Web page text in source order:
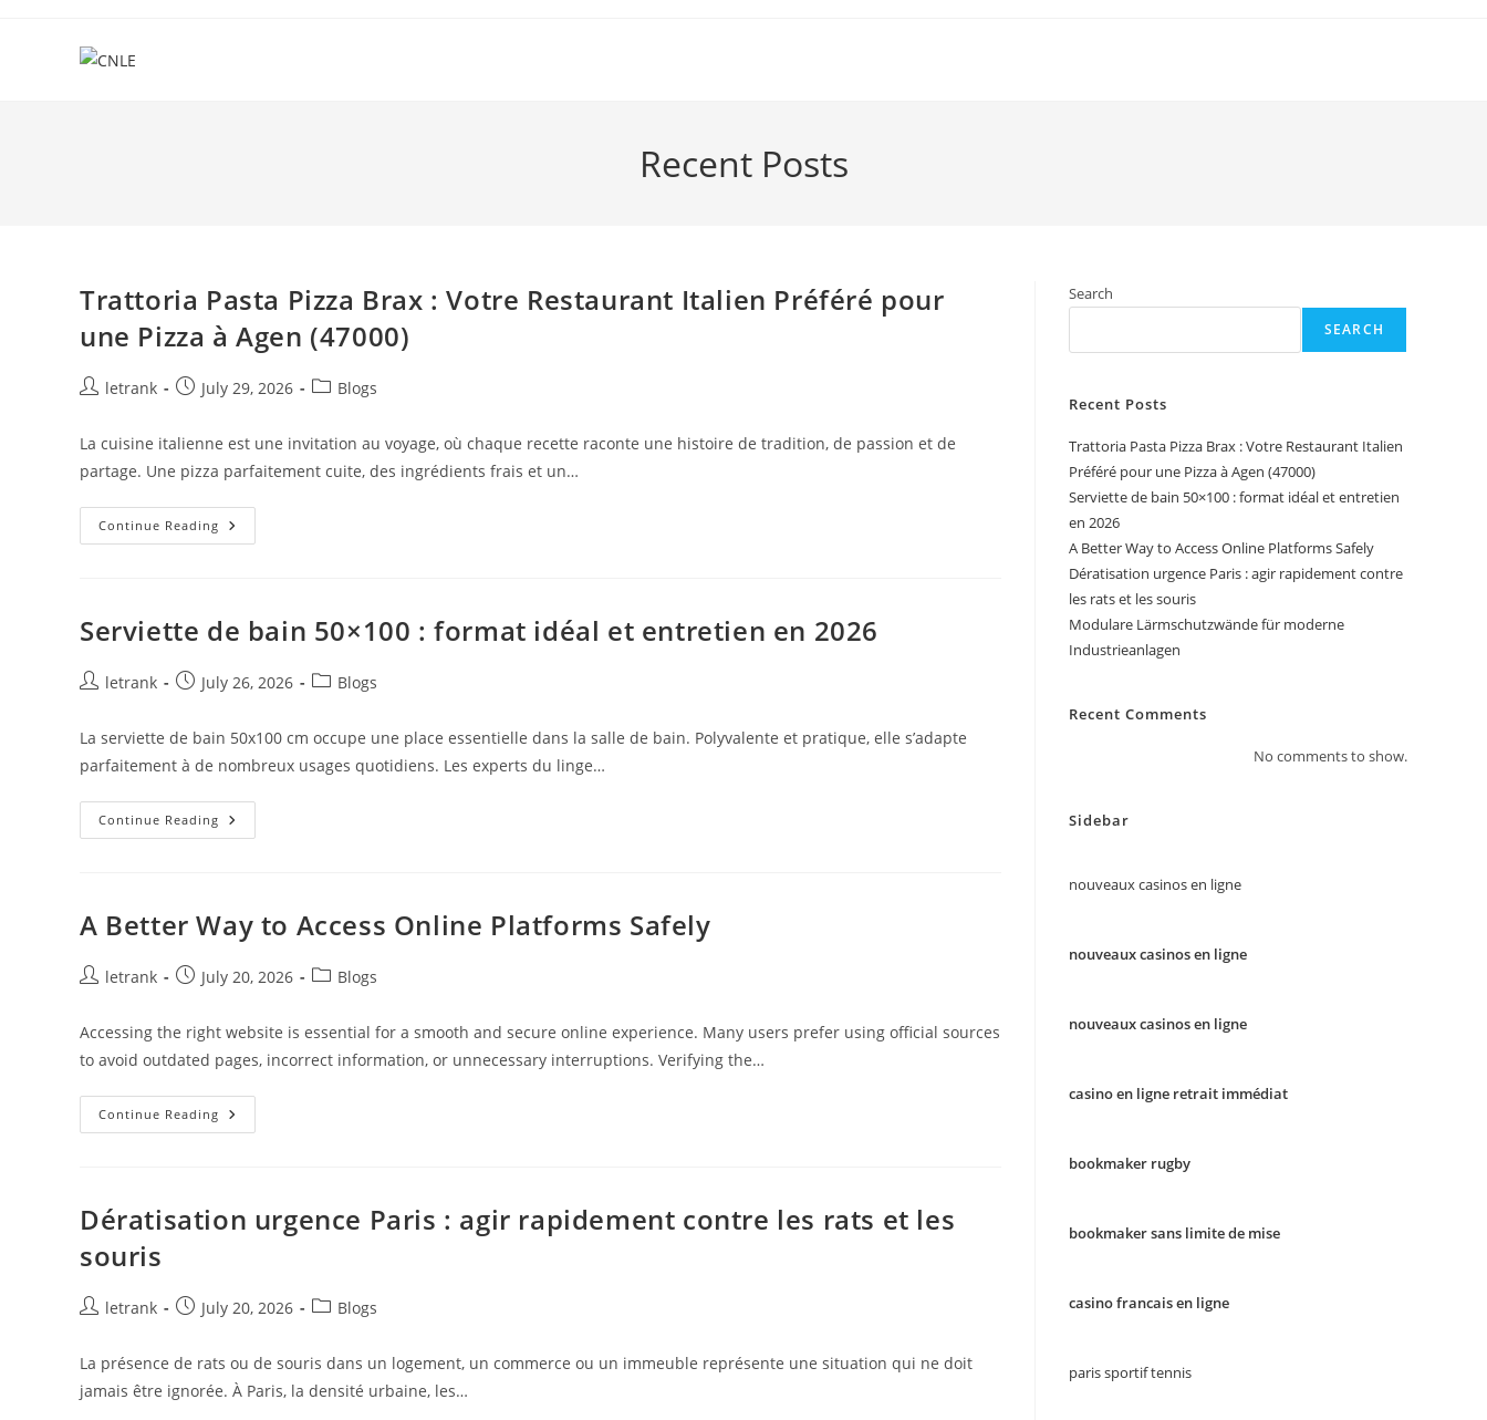
Recent Posts
Trattoria Pasta Pizza Brax : Votre Restaurant Italien Préféré pour
une Pizza à Agen (47000)
Postletrank
PostJuly 29, 2026
PostBlogs
La cuisine italienne est une invitation au voyage, où chaque recette raconte une histoire de tradition, de passion et de
partage. Une pizza parfaitement cuite, des ingrédients frais et un…
Continue Reading Trattoria
Pasta
Restaurant
Italien
Une
Pizza
(47000)
Serviette de bain 50×100 : format idéal et entretien en 2026
Postletrank
PostJuly 26, 2026
PostBlogs
La serviette de bain 50x100 cm occupe une place essentielle dans la salle de bain. Polyvalente et pratique, elle s’adapte
parfaitement à de nombreux usages quotidiens. Les experts du linge…
Continue Reading Serviette
De
Idéal
Et
Entretien
2026
A Better Way to Access Online Platforms Safely
Postletrank
PostJuly 20, 2026
PostBlogs
Accessing the right website is essential for a smooth and secure online experience. Many users prefer using official sources
to avoid outdated pages, incorrect information, or unnecessary interruptions. Verifying the…
Continue Reading
Better
Safely
Dératisation urgence Paris : agir rapidement contre les rats et les
souris
Postletrank
PostJuly 20, 2026
PostBlogs
La présence de rats ou de souris dans un logement, un commerce ou un immeuble représente une situation qui ne doit
jamais être ignorée. À Paris, la densité urbaine, les…
Search
SEARCH
Recent Posts
Trattoria Pasta Pizza Brax : Votre Restaurant Italien
Préféré pour une Pizza à Agen (47000)
Serviette de bain 50×100 : format idéal et entretien
en 2026
A Better Way to Access Online Platforms Safely
Dératisation urgence Paris : agir rapidement contre
les rats et les souris
Modulare Lärmschutzwände für moderne
Industrieanlagen
Recent Comments
No comments to show.
Sidebar
nouveaux casinos en ligne
nouveaux casinos en ligne
nouveaux casinos en ligne
casino en ligne retrait immédiat
bookmaker rugby
bookmaker sans limite de mise
casino francais en ligne
paris sportif tennis